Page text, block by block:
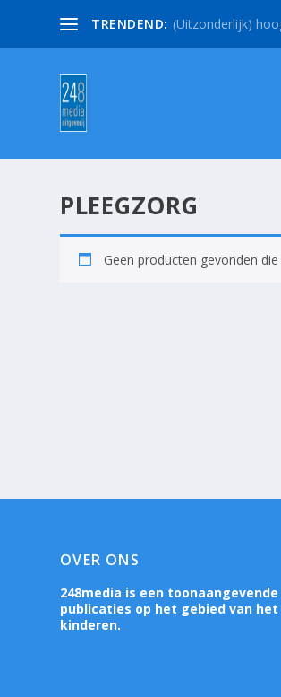
TRENDEND: (Uitzonderlijk)
PLEEGZORG
Geen producten gevonden
OVER ONS
248media is een
publicaties op het gebied van
kinderen.